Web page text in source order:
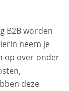
B2B worden
neem je
op over onder
deze